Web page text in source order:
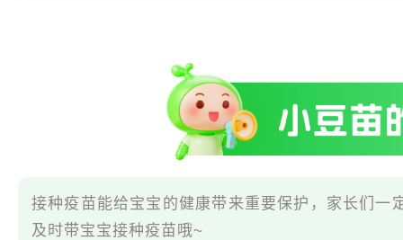
接种疫苗能给宝宝的健康带来重要保护，家长们一
及时带宝宝接种疫苗哦~